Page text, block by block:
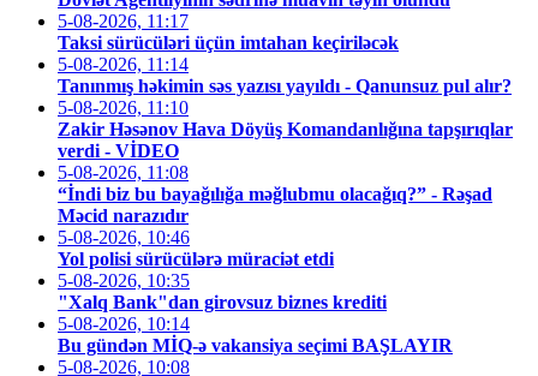
5-08-2026, 11:17
Taksi sürücüləri üçün imtahan keçiriləcək
5-08-2026, 11:14
Tanınmış həkimin səs yazısı yayıldı - Qanunsuz pul alır?
5-08-2026, 11:10
Zakir Həsənov Hava Döyüş Komandanlığına tapşırıqlar
verdi - VİDEO
5-08-2026, 11:08
“İndi biz bu bayağılığa məğlubmu olacağıq?” - Rəşad
Məcid narazıdır
5-08-2026, 10:46
Yol polisi sürücülərə müraciət etdi
5-08-2026, 10:35
"Xalq Bank"dan girovsuz biznes krediti
5-08-2026, 10:14
Bu gündən MİQ-ə vakansiya seçimi BAŞLAYIR
5-08-2026, 10:08